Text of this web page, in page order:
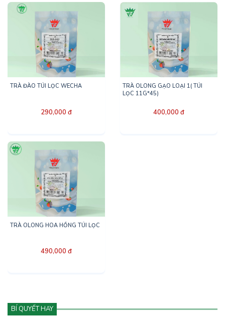
TRÀ ĐÀO TÚI LỌC WECHA
290,000 đ
TRÀ OLONG GẠO LOẠI 1( TÚI
LỌC 11G*45)
400,000 đ
TRÀ OLONG HOA HỒNG TÚI LỌC
490,000 đ
BÍ QUYẾT HAY